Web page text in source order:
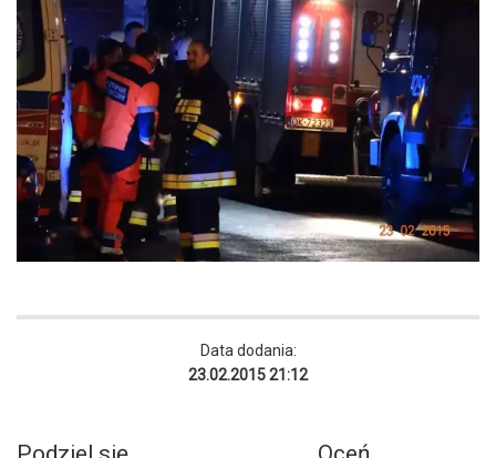
Data dodania:
23.02.2015 21:12